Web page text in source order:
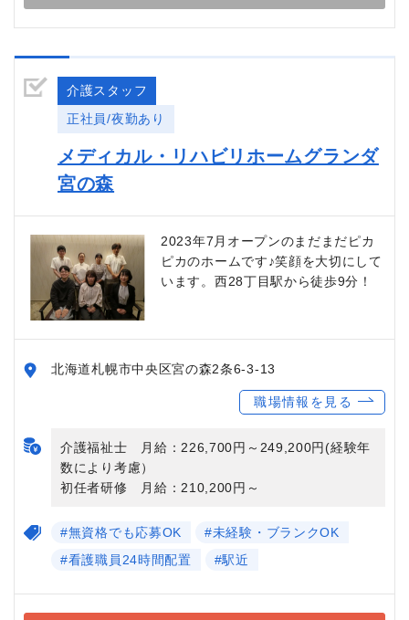
介護スタッフ
正社員/夜勤あり
メディカル・リハビリホームグランダ
宮の森
2023年7月オープンのまだまだピカ
ピカのホームです♪笑顔を大切にして
います。西28丁目駅から徒歩9分！
北海道札幌市中央区宮の森2条6-3-13
職場情報を見る
介護福祉士 月給：226,700円～249,200円(経験年
数により考慮）
初任者研修 月給：210,200円～
#無資格でも応募OK
#未経験・ブランクOK
#看護職員24時間配置
#駅近